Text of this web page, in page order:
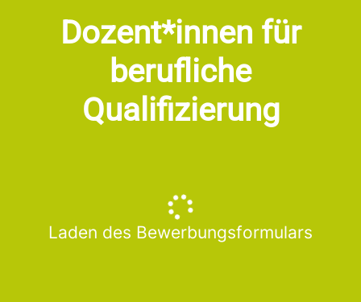
Dozent*innen für
berufliche
Qualifizierung
Laden des Bewerbungsformulars